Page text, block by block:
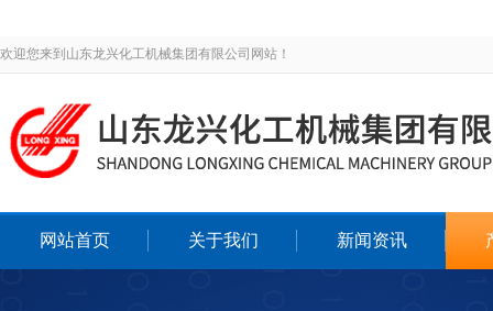
欢迎您来到山东龙兴化工机械集团有限公司网站！
网站首页 关于我们 新闻资讯